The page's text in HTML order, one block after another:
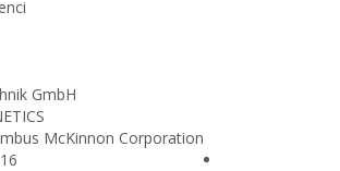
GmbH
McKinnon Corporation